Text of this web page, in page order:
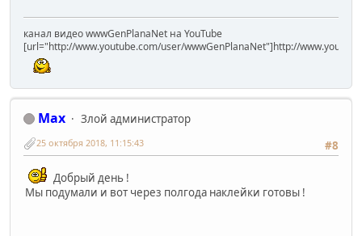
канал видео wwwGenPlanaNet на YouTube
[url="http://www.youtube.com/user/wwwGenPlanaNet"]http://
Max
Злой администратор
#8
25 октября 2018, 11:15:43
Добрый день !
Мы подумали и вот через полгода наклейки готовы !